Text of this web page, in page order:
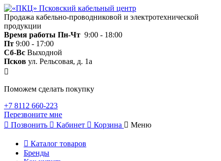
Продажа кабельно-проводниковой и электротехнической
продукции
Время работы Пн-Чт 9:00 - 18:00
Пт 9:00 - 17:00
Сб-Вс Выходной
Псков ул. Рельсовая, д. 1а
Поможем сделать покупку
+7 8112 660-223
Перезвоните мне
Позвонить
Кабинет Корзина Меню
Каталог товаров
Бренды